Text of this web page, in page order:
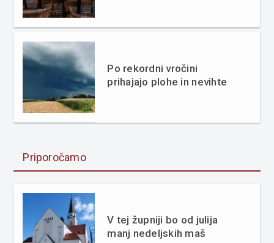
Po rekordni vročini
prihajajo plohe in nevihte
Priporočamo
V tej župniji bo od julija
manj nedeljskih maš